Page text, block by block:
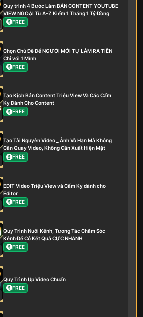
Quy trình 4 Bước Làm BÁN CONTENT YOUTUBE
VIEW NGOẠI Từ A-Z Kiếm 1 Tháng 1 Tỷ Đồng
FREE
Chọn Chủ Đề Để NGƯỜI MỚI TỰ LÀM RA TIỀN
Chỉ với 1 Mình
FREE
Tạo Kịch Bản Content Triệu View Và Các Cấm
Kỵ Dành Cho Content
FREE
Tạo Tài Nguyên Video _ Ảnh Vô Hạn Mà Không
Cần Quay Video, Không Cần Xuất Hiện Mặt
FREE
EDIT Video Triệu View và Cấm Kỵ dành cho
Editor
FREE
Quy Trình Nuôi Kênh, Tương Tác Chăm Sóc
Kênh Để Có Kết Quả CỰC NHANH
FREE
Quy Trình Up Video Chuẩn
FREE